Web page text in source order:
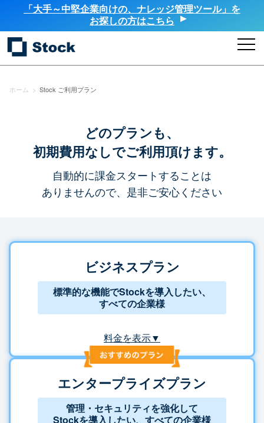
「大手～中堅企業向けの、ナレッジ管理ツール」を
お探しの方はこちら
ホーム > Stock ご利用プラン
どのプランも、
初期費用なしでご利用頂けます。
自動的に課金スタートすることは
ありませんので、是非ご安心ください
ビジネスプラン
標準的な機能でStockを導入したい、
すべての企業様
料金を表示▼
エンタープライズプラン
管理・セキュリティを強化して
Stockを導入したい、すべての企業様